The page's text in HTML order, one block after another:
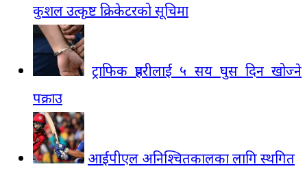
कुशल उत्कृष्ट क्रिकेटरको सूचिमा
ट्राफिक प्रहरीलाई ५ सय घुस दिन खोज्ने
पक्राउ
आईपीएल अनिश्चितकालका लागि स्थगित